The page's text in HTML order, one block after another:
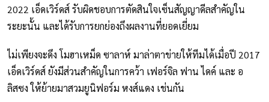
2022 เอ็ดเวิร์ดส์ รับผิดชอบการตัดสินใจเซ็นสัญญาดีลสำคัญใน
ระยะนั้น และได้รับการยกย่องถึงผลงานที่ยอดเยี่ยม
ไม่เพียงจะดึง โมฮาเหม็ด ซาลาห์ มาล่าตาข่ายให้ทีมได้เมื่อปี 2017
เอ็ดเวิร์ดส์ ยังมีส่วนสำคัญในการคว้า เฟอร์จิล ฟาน ไดค์ และ อ
ลิสซง ให้ย้ายมาสวมยูนิฟอร์ม หงส์แดง เช่นกัน